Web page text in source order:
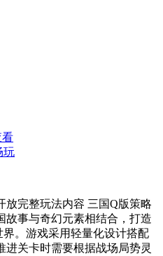
看
玩
放完整玩法内容 三国Q版策略
故事与奇幻元素相结合，打造
。游戏采用轻量化设计搭配
进关卡时需要根据战场局势灵